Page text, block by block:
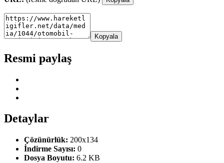
Kopyala
Resmi paylaş
Detaylar
Çözünürlük: 200x134
İndirme Sayısı: 0
Dosya Boyutu: 6.2 KB